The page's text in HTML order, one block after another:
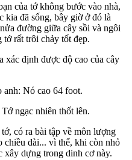
của tớ không bước vào nhà,
kia đã sống, bây giờ ở đó là
đường giữa cây sồi và ngôi
rất trôi chảy tốt đẹp.
xác định được độ cao của cây
anh: Nó cao 64 foot.
ngạc nhiên thốt lên.
có ra bài tập về môn lượng
chiều dài... vì thế, khi còn nhỏ
xây dựng trong dinh cơ này.